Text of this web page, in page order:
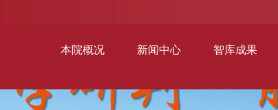
本院概况 新闻中心 智库成果